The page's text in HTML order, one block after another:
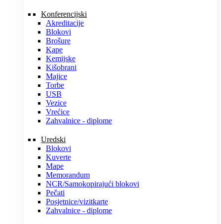
Konferencijski
Akreditacije
Blokovi
Brošure
Kape
Kemijske
Kišobrani
Majice
Torbe
USB
Vezice
Vrećice
Zahvalnice - diplome
Uredski
Blokovi
Kuverte
Mape
Memorandum
NCR/Samokopirajući blokovi
Pečati
Posjetnice/vizitkarte
Zahvalnice - diplome